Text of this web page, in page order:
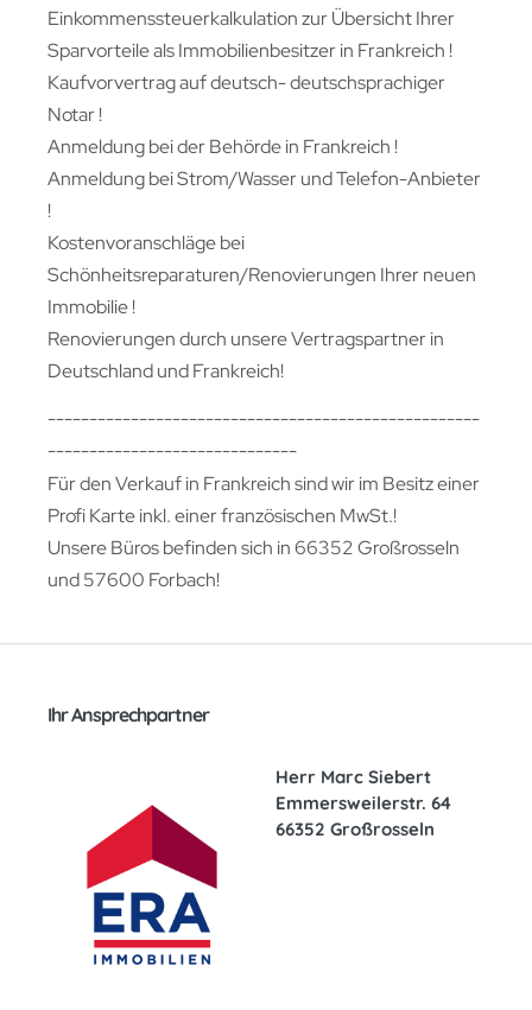
Einkommenssteuerkalkulation zur Übersicht Ihrer
Sparvorteile als Immobilienbesitzer in Frankreich !
Kaufvorvertrag auf deutsch- deutschsprachiger
Notar !
Anmeldung bei der Behörde in Frankreich !
Anmeldung bei Strom/Wasser und Telefon-Anbieter
!
Kostenvoranschläge bei
Schönheitsreparaturen/Renovierungen Ihrer neuen
Immobilie !
Renovierungen durch unsere Vertragspartner in
Deutschland und Frankreich!
----------------------------------------------------
------------------------------
Für den Verkauf in Frankreich sind wir im Besitz einer
Profi Karte inkl. einer französischen MwSt.!
Unsere Büros befinden sich in 66352 Großrosseln
und 57600 Forbach!
Ihr Ansprechpartner
Herr Marc Siebert
Emmersweilerstr. 64
66352 Großrosseln